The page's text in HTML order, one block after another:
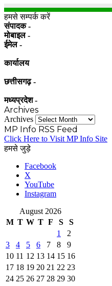
हमसे सम्पर्क करें
संपादक -
मोबाइल -
ईमेल -
कार्यालय
छत्तीसगढ़ -
मध्यप्रदेश -
Archives
Archives
MP Info RSS Feed
Click Here to Visit MP Info Site
हमसे जुड़े
Facebook
X
YouTube
Instagram
August 2026
M T W T F S
S
1
2
3
4 5 6 7 8
9
10 11 12 13 14 15 16
17 18 19 20 21 22 23
24 25 26 27 28 29 30